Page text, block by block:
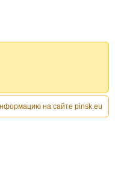
на сайте pinsk.eu